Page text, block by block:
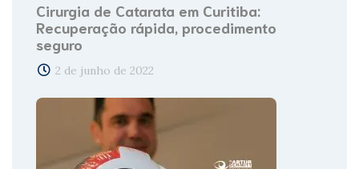
Cirurgia de Catarata em Curitiba:
Recuperação rápida, procedimento
seguro
2 de junho de 2022